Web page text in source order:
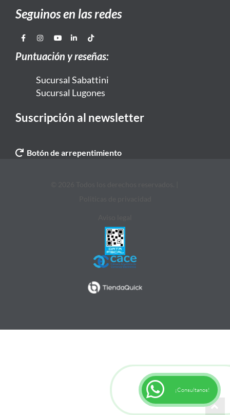
Seguinos en las redes
Puntuación y reseñas:
Sucursal Sabattini
Sucursal Lugones
Suscripción al newsletter
Botón de arrepentimiento
¡Consultanos!